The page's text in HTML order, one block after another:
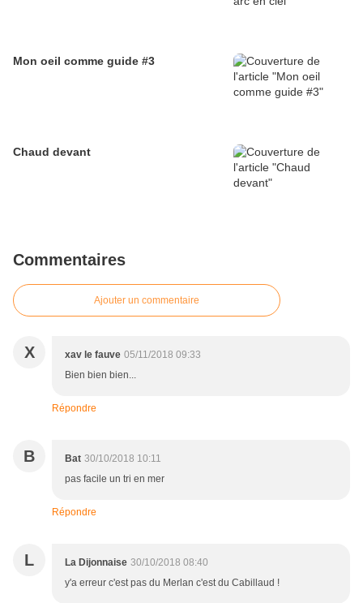
Mon oeil comme guide #3
Chaud devant
Commentaires
Ajouter un commentaire
X xav le fauve 05/11/2018 09:33
Bien bien bien...
Répondre
B Bat 30/10/2018 10:11
pas facile un tri en mer
Répondre
L La Dijonnaise 30/10/2018 08:40
y'a erreur c'est pas du Merlan c'est du Cabillaud !